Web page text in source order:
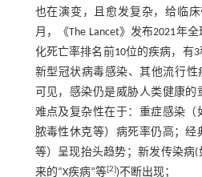
也在演变，且愈发复杂，给临
月，《The Lancet》发布2021年
化死亡率排名前10位的疾病，有
新型冠状病毒感染、其他流行性
可见，感染仍是威胁人类健康的
难点及复杂性在于：重症感染（
脓毒性休克等）病死率仍高；经
等）呈现抬头趋势；新发传染病
来的“X疾病”等[2])不断出现；